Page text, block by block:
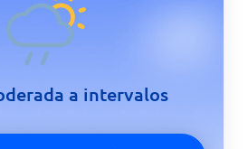
a intervalos